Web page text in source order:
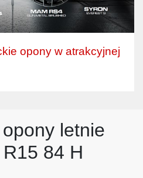
opony w atrakcyjnej
letnie
84 H